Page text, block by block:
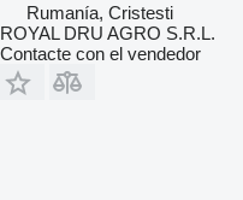
Rumanía, Cristesti
ROYAL DRU AGRO S.R.L.
Contacte con el vendedor